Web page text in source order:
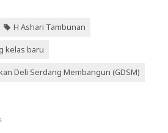
H Ashari Tambunan
kelas baru
Deli Serdang Membangun (GDSM)